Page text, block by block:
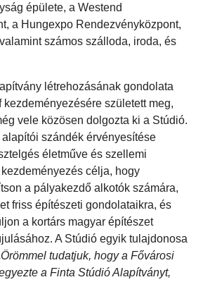
épülete, a Westend
a Hungexpo Rendezvényközpont,
számos szálloda, iroda, és
létrehozásának gondolata
kezdeményezésére született meg,
vele közösen dolgozta ki a Stúdió.
szándék érvényesítése
életműve és szellemi
célja, hogy
a pályakezdő alkotók számára,
friss építészeti gondolataikra, és
a kortárs magyar építészet
A Stúdió egyik tulajdonosa
tudatjuk, hogy a Fővárosi
a Finta Stúdió Alapítványt,